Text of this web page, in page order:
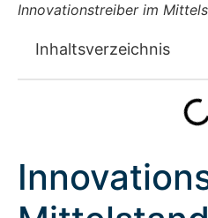
Innovationstreiber im
Inhaltsverzeichnis